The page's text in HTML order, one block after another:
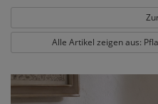
Alle Artikel zeigen aus: